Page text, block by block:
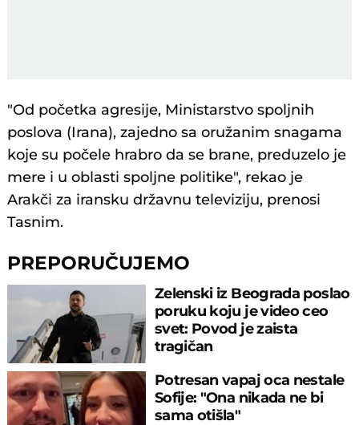
"Od početka agresije, Ministarstvo spoljnih
poslova (Irana), zajedno sa oružanim snagama
koje su počele hrabro da se brane, preduzelo je
mere i u oblasti spoljne politike", rekao je
Arakči za iransku državnu televiziju, prenosi
Tasnim.
PREPORUČUJEMO
Zelenski iz Beograda poslao
poruku koju je video ceo
svet: Povod je zaista
tragičan
Potresan vapaj oca nestale
Sofije: "Ona nikada ne bi
sama otišla"